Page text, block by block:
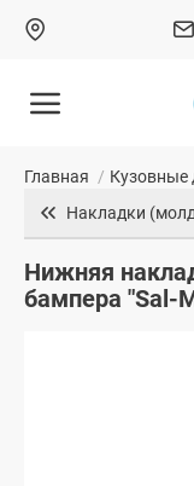
Главная / Кузовные
Накладки
Нижняя
бампера "Sal-